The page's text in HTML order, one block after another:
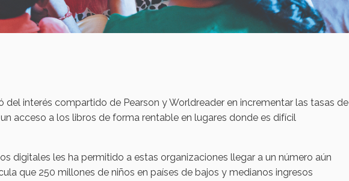
del interés compartido de Pearson y Worldreader en incrementar las tasas de
acceso a los libros de forma rentable en lugares donde es difícil
digitales les ha permitido a estas organizaciones llegar a un número aún
que 250 millones de niños en países de bajos y medianos ingresos